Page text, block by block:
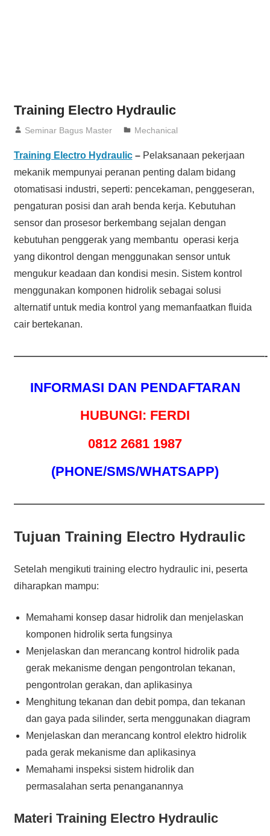
Training Electro Hydraulic
04/11/2021
Seminar Bagus Master Mechanical
Training Electro Hydraulic–Pelaksanaan pekerjaan
mekanik mempunyai peranan penting dalam bidang
otomatisasi industri, seperti: pencekaman, penggeseran,
pengaturan posisi dan arah benda kerja. Kebutuhan
sensor dan prosesor berkembang sejalan dengan
kebutuhan penggerak yang membantu operasi kerja
yang dikontrol dengan menggunakan sensor untuk
mengukur keadaan dan kondisi mesin. Sistem kontrol
menggunakan komponen hidrolik sebagai solusi
alternatif untuk media kontrol yang memanfaatkan fluida
cair bertekanan.
——————————————————————————-
INFORMASI DAN PENDAFTARAN
HUBUNGI: FERDI
0812 2681 1987
(PHONE/SMS/WHATSAPP)
——————————————————————————
Tujuan Training Electro Hydraulic
Setelah mengikuti training electro hydraulic ini, peserta
diharapkan mampu:
Memahami konsep dasar hidrolik dan menjelaskan
komponen hidrolik serta fungsinya
Menjelaskan dan merancang kontrol hidrolik pada
gerak mekanisme dengan pengontrolan tekanan,
pengontrolan gerakan, dan aplikasinya
Menghitung tekanan dan debit pompa, dan tekanan
dan gaya pada silinder, serta menggunakan diagram
Menjelaskan dan merancang kontrol elektro hidrolik
pada gerak mekanisme dan aplikasinya
Memahami inspeksi sistem hidrolik dan
permasalahan serta penanganannya
Materi Training Electro Hydraulic